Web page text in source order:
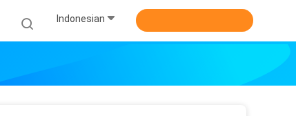
Indonesian